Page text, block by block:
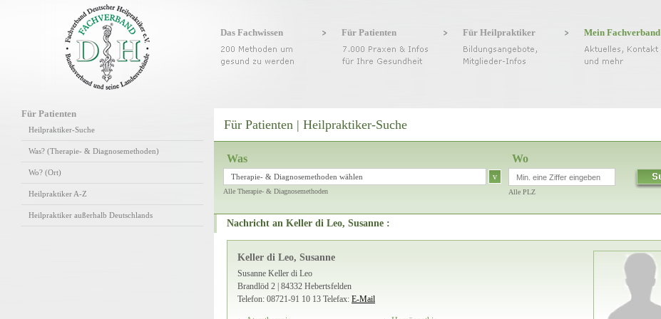
Das Fachwissen Für Patienten Für Heilpraktiker Mein Fachverband
Für Patienten
Heilpraktiker-Suche
Was? (Therapie- & Diagnosemethoden)
Wo? (Ort)
Heilpraktiker A-Z
Heilpraktiker außerhalb Deutschlands
Für Patienten | Heilpraktiker-Suche
Was
Therapie- & Diagnosemethoden wählen v
Alle Therapie- & Diagnosemethoden
Wo
Alle PLZ
Nachricht an Keller di Leo, Susanne :
Keller di Leo, Susanne
Susanne Keller di Leo
Brandlöd 2 | 84332 Hebertsfelden
Telefon: 08721-91 10 13 Telefax: E-Mail